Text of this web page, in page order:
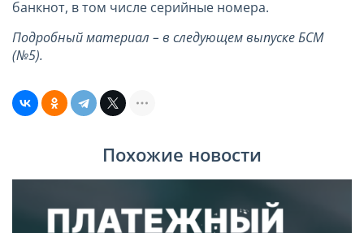
банкнот, в том числе серийные номера.
Подробный материал – в следующем выпуске БСМ
(№5).
Похожие новости